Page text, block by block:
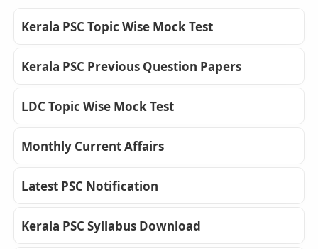
Kerala PSC Topic Wise Mock Test
Kerala PSC Previous Question Papers
LDC Topic Wise Mock Test
Monthly Current Affairs
Latest PSC Notification
Kerala PSC Syllabus Download